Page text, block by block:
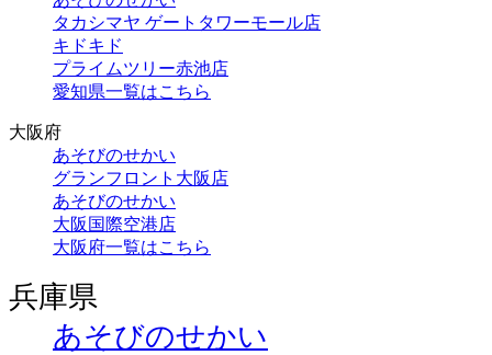
タカシマヤ ゲートタワーモール店
キドキド
プライムツリー赤池店
愛知県一覧はこちら
大阪府
あそびのせかい
グランフロント大阪店
あそびのせかい
大阪国際空港店
大阪府一覧はこちら
兵庫県
あそびのせかい